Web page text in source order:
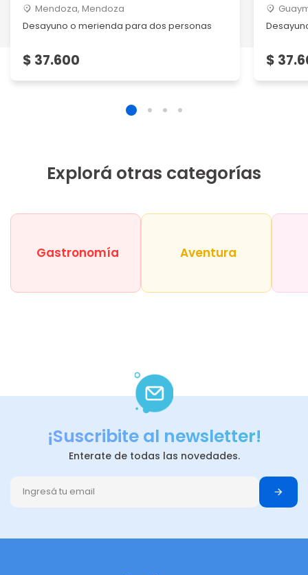
Mendoza, Mendoza
Desayuno o merienda para dos personas
$ 37.600 $
Explorá otras categorías
Gastronomía Aventura
¡Suscribite al newsletter!
Enterate de todas las novedades.